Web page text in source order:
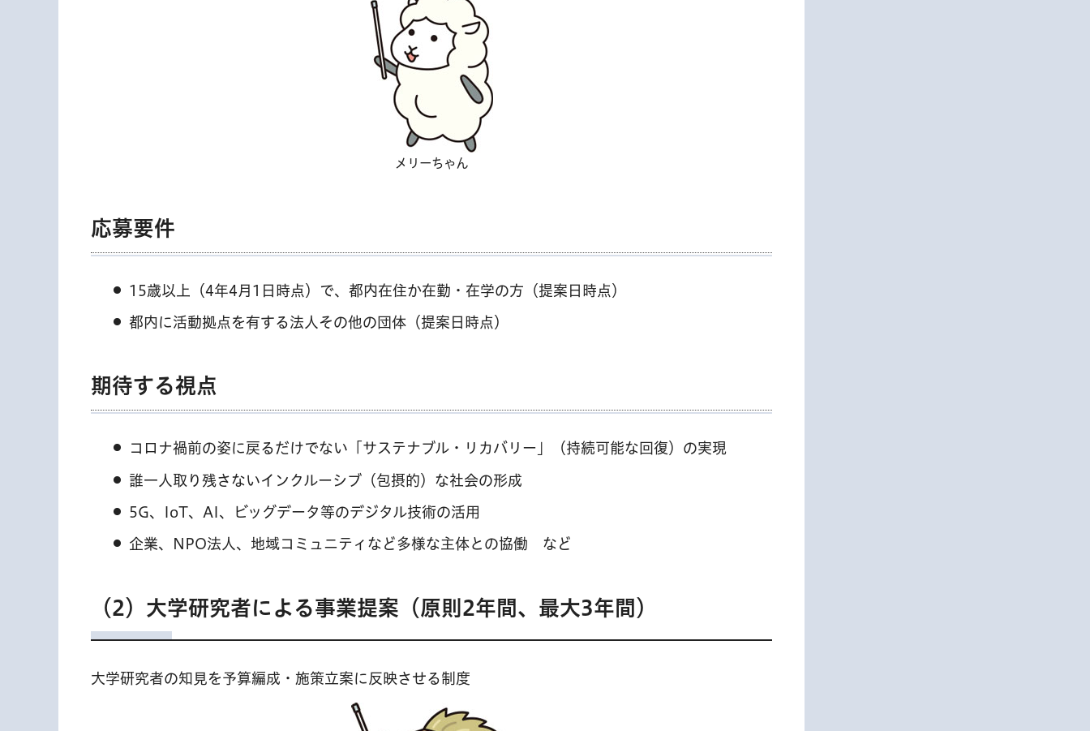
メリーちゃん
応募要件
15歳以上（4年4月1日時点）で、都内在住か在勤・在学の方（提案日時点）
都内に活動拠点を有する法人その他の団体（提案日時点）
期待する視点
コロナ禍前の姿に戻るだけでない「サステナブル・リカバリー」（持続可能な回復）の実現
誰一人取り残さないインクルーシブ（包摂的）な社会の形成
5G、IoT、AI、ビッグデータ等のデジタル技術の活用
企業、NPO法人、地域コミュニティなど多様な主体との協働 など
（2）大学研究者による事業提案（原則2年間、最大3年間）
大学研究者の知見を予算編成・施策立案に反映させる制度